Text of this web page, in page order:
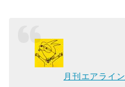
月刊エアライ